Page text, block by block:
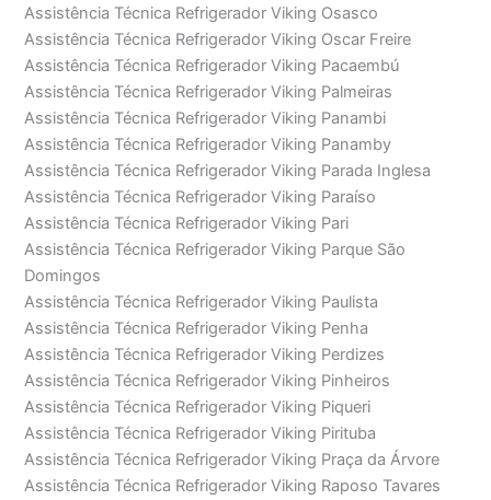
Assistência Técnica Refrigerador Viking Osasco
Assistência Técnica Refrigerador Viking Oscar Freire
Assistência Técnica Refrigerador Viking Pacaembú
Assistência Técnica Refrigerador Viking Palmeiras
Assistência Técnica Refrigerador Viking Panambi
Assistência Técnica Refrigerador Viking Panamby
Assistência Técnica Refrigerador Viking Parada Inglesa
Assistência Técnica Refrigerador Viking Paraíso
Assistência Técnica Refrigerador Viking Pari
Assistência Técnica Refrigerador Viking Parque São
Domingos
Assistência Técnica Refrigerador Viking Paulista
Assistência Técnica Refrigerador Viking Penha
Assistência Técnica Refrigerador Viking Perdizes
Assistência Técnica Refrigerador Viking Pinheiros
Assistência Técnica Refrigerador Viking Piqueri
Assistência Técnica Refrigerador Viking Pirituba
Assistência Técnica Refrigerador Viking Praça da Árvore
Assistência Técnica Refrigerador Viking Raposo Tavares